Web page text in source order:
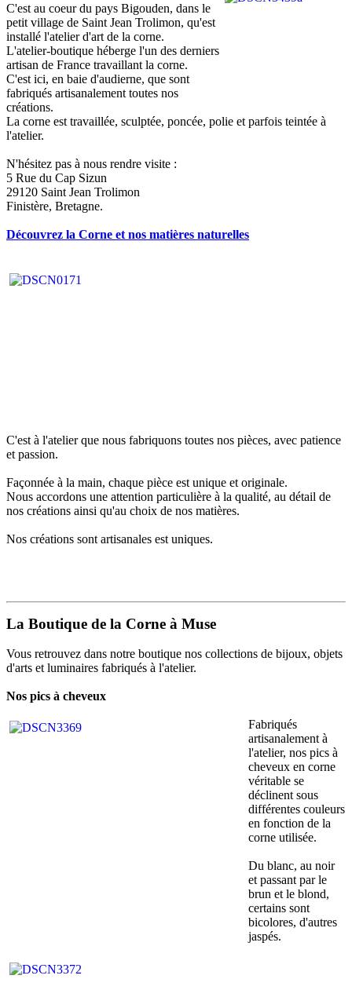
C'est au coeur du pays Bigouden, dans le
petit village de Saint Jean Trolimon, qu'est
installé l'atelier d'art de la corne.
L'atelier-boutique héberge l'un des derniers
artisan de France travaillant la corne.
C'est ici, en baie d'audierne, que sont
fabriqués artisanalement toutes nos
créations.
La corne est travaillée, sculptée, poncée, polie et parfois teintée à
l'atelier.
N'hésitez pas à nous rendre visite :
5 Rue du Cap Sizun
29120 Saint Jean Trolimon
Finistère, Bretagne.
Découvrez la Corne et nos matières naturelles
C'est à l'atelier que nous fabriquons toutes nos pièces, avec patience
et passion.
Façonnée à la main, chaque pièce est unique et originale.
Nous accordons une attention particulière à la qualité, au détail de
nos créations ainsi qu'au choix de nos matières.
Nos créations sont artisanales est uniques.
La Boutique de la Corne à Muse
Vous retrouvez dans notre boutique nos collections de bijoux, objets
d'arts et luminaires fabriqués à l'atelier.
Nos pics à cheveux
Fabriqués
artisanalement à
l'atelier, nos pics à
cheveux en corne
véritable se
déclinent sous
différentes couleurs
en fonction de la
corne utilisée.
Du blanc, au noir
et passant par le
brun et le blond,
certains sont
bicolores, d'autres
jaspés.